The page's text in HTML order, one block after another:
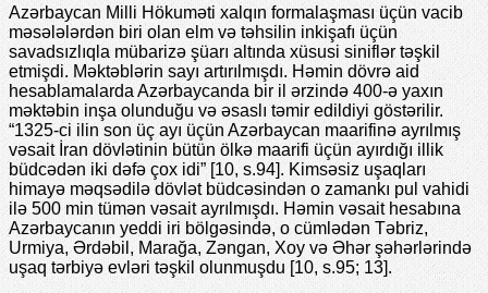
Azərbaycan Milli Hökuməti xalqın formalaşması üçün vacib
məsələlərdən biri olan elm və təhsilin inkişafı üçün
savadsızlıqla mübarizə şüarı altında xüsusi siniflər təşkil
etmişdi. Məktəblərin sayı artırılmışdı. Həmin dövrə aid
hesablamalarda Azərbaycanda bir il ərzində 400-ə yaxın
məktəbin inşa olunduğu və əsaslı təmir edildiyi göstərilir.
“1325-ci ilin son üç ayı üçün Azərbaycan maarifinə ayrılmış
vəsait İran dövlətinin bütün ölkə maarifi üçün ayırdığı illik
büdcədən iki dəfə çox idi” [10, s.94]. Kimsəsiz uşaqları
himayə məqsədilə dövlət büdcəsindən o zamankı pul vahidi
ilə 500 min tümən vəsait ayrılmışdı. Həmin vəsait hesabına
Azərbaycanın yeddi iri bölgəsində, o cümlədən Təbriz,
Urmiya, Ərdəbil, Marağa, Zəngan, Xoy və Əhər şəhərlərində
uşaq tərbiyə evləri təşkil olunmuşdu [10, s.95; 13].